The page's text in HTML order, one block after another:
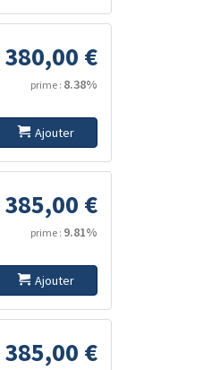
380,00 €
prime : 8.38%
Ajouter
385,00 €
prime : 9.81%
Ajouter
385,00 €